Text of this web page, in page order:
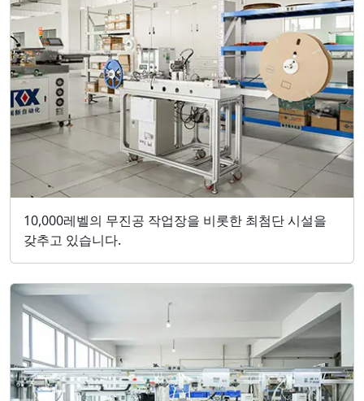
10,000레벨의 무진공 작업장을 비롯한 최첨단 시설을
갖추고 있습니다.